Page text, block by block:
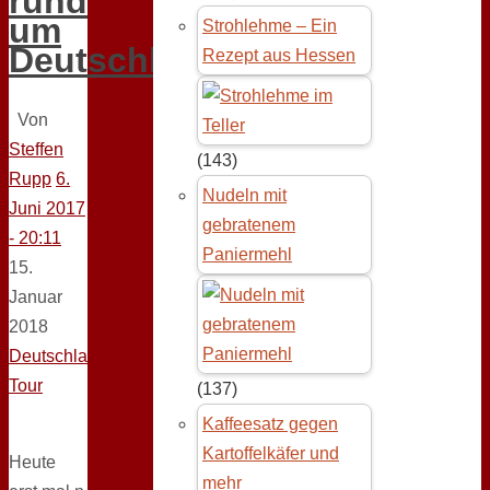
um
Deutschland
Von
Steffen
Rupp 6.
Juni 2017
- 20:11
15.
Januar
2018
Deutschland-
Tour
Heute
Strohlehme – Ein
Rezept aus Hessen
(143)
Nudeln mit
gebratenem
Paniermehl
(137)
Kaffeesatz gegen
Kartoffelkäfer und
mehr